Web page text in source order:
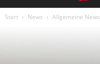
Start News Allgemeine News